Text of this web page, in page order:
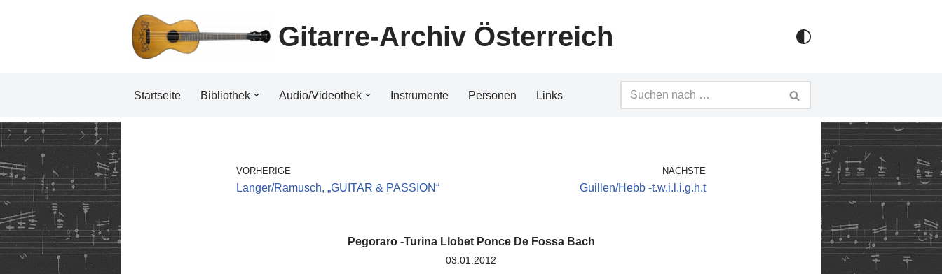
Gitarre-Archiv Österreich
Startseite Bibliothek Audio/Videothek Instrumente Personen Links
VORHERIGE
Langer/Ramusch, „GUITAR & PASSION“
NÄCHSTE
Guillen/Hebb -t.w.i.l.i.g.h.t
Pegoraro -Turina Llobet Ponce De Fossa Bach
03.01.2012